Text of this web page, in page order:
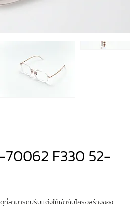
70062 F330 52-
ที่สามารถปรับแต่งให้เข้ากับโครงสร้างของ